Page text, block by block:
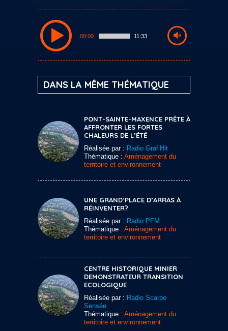
00:00 11:33
DANS LA MÊME THÉMATIQUE
PONT-SAINTE-MAXENCE PRÊTE À
AFFRONTER LES FORTES
CHALEURS DE L’ÉTÉ
Réalisée par : Radio Graf’Hit
Thématique : Aménagement du
territoire et environnement
UNE GRAND’PLACE D’ARRAS À
RÉINVENTER?
Réalisée par : Radio PFM
Thématique : Aménagement du
territoire et environnement
CENTRE HISTORIQUE MINIER
DEMONSTRATEUR TRANSITION
ECOLOGIQUE
Réalisée par : Radio Scarpe
Sensée
Thématique : Aménagement du
territoire et environnement